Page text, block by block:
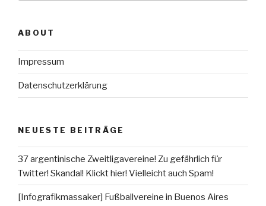
ABOUT
Impressum
Datenschutzerklärung
NEUESTE BEITRÄGE
37 argentinische Zweitligavereine! Zu gefährlich für
Twitter! Skandal! Klickt hier! Vielleicht auch Spam!
[Infografikmassaker] Fußballvereine in Buenos Aires